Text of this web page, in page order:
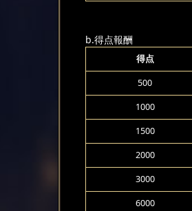
b.得点報酬
得点
500
1000
1500
2000
3000
6000